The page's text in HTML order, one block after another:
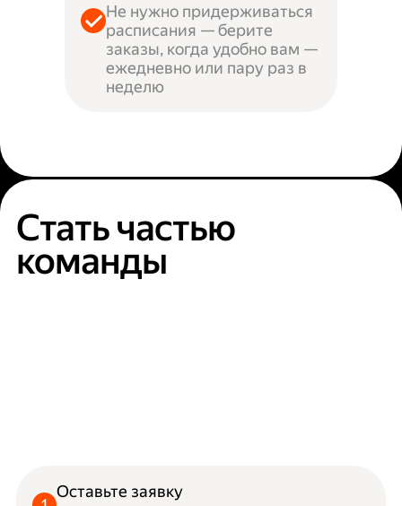
Не нужно придерживаться
расписания — берите
заказы, когда удобно вам —
ежедневно или пару раз в
неделю
Стать частью
команды
Оставьте заявку